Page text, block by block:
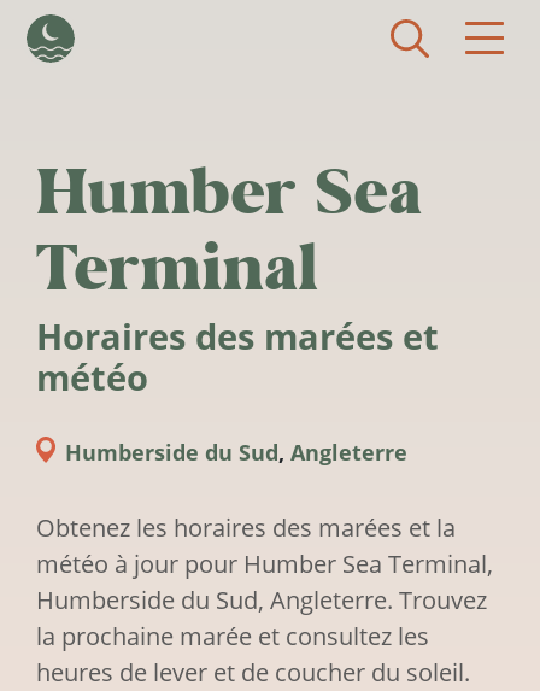
Humber Sea
Terminal
Horaires des marées et
météo
Humberside du Sud, Angleterre
Obtenez les horaires des marées et la
météo à jour pour Humber Sea Terminal,
Humberside du Sud, Angleterre. Trouvez
la prochaine marée et consultez les
heures de lever et de coucher du soleil.